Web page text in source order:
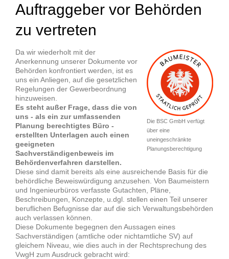
Auftraggeber vor Behörden
zu vertreten
Die BSC GmbH verfügt
über eine
uneingeschränkte
Planungsberechtigung
Da wir wiederholt mit der
Anerkennung unserer Dokumente vor
Behörden konfrontiert werden, ist es
uns ein Anliegen, auf die gesetzlichen
Regelungen der Gewerbeordnung
hinzuweisen.
Es steht außer Frage, dass die von
uns - als ein zur umfassenden
Planung berechtigtes Büro -
erstellten Unterlagen auch einen
geeigneten
Sachverständigenbeweis im
Behördenverfahren darstellen.
Diese sind damit bereits als eine ausreichende Basis für die
behördliche Beweiswürdigung anzusehen. Von Baumeistern
und Ingenieurbüros verfasste Gutachten, Pläne,
Beschreibungen, Konzepte, u.dgl. stellen einen Teil unserer
beruflichen Befugnisse dar auf die sich Verwaltungsbehörden
auch verlassen können.
Diese Dokumente begegnen den Aussagen eines
Sachverständigen (amtliche oder nichtamtliche SV) auf
gleichem Niveau, wie dies auch in der Rechtsprechung des
VwgH zum Ausdruck gebracht wird: